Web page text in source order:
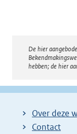
De hier
hebben; de hier
Over deze
Contact